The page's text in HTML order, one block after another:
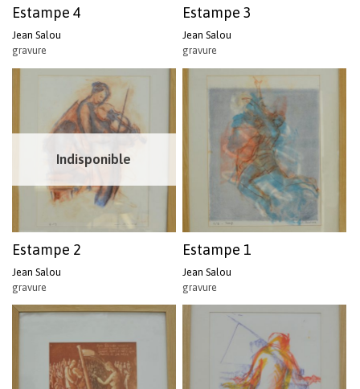
Votre panier est vide.
Revenir à l'Artotek
Estampe 4
Jean Salou
gravure
Estampe 3
Jean Salou
gravure
Indisponible
Estampe 2
Jean Salou
gravure
Estampe 1
Jean Salou
gravure